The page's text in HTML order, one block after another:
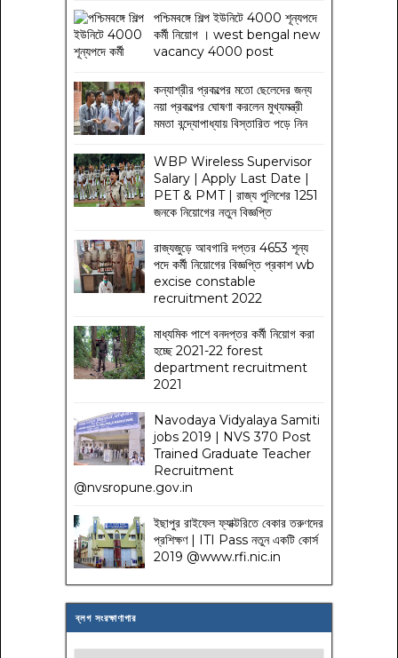
পশ্চিমবঙ্গে শিল্প ইউনিটে 4000 শূন্যপদে
কর্মী নিয়োগ । west bengal new
vacancy 4000 post
কন্যাশ্রীর প্রকল্পের মতো ছেলেদের জন্য
নয়া প্রকল্পের ঘোষণা করলেন মুখ্যমন্ত্রী
মমতা বন্দ্যোপাধ্যায় বিস্তারিত পড়ে নিন
WBP Wireless Supervisor
Salary | Apply Last Date |
PET & PMT | রাজ্য পুলিশের 1251
জনকে নিয়োগের নতুন বিজ্ঞপ্তি
রাজ্যজুড়ে আবগারি দপ্তর 4653 শূন্য
পদে কর্মী নিয়োগের বিজ্ঞপ্তি প্রকাশ wb
excise constable
recruitment 2022
মাধ্যমিক পাশে বনদপ্তর কর্মী নিয়োগ করা
হচ্ছে 2021-22 forest
department recruitment
2021
Navodaya Vidyalaya Samiti
jobs 2019 | NVS 370 Post
Trained Graduate Teacher
Recruitment
@nvsropune.gov.in
ইছাপুর রাইফেল ফ্যাক্টরিতে বেকার তরুণদের
প্রশিক্ষণ | ITI Pass নতুন একটি কোর্স
2019 @www.rfi.nic.in
ব্লগ সংরক্ষাণাগার